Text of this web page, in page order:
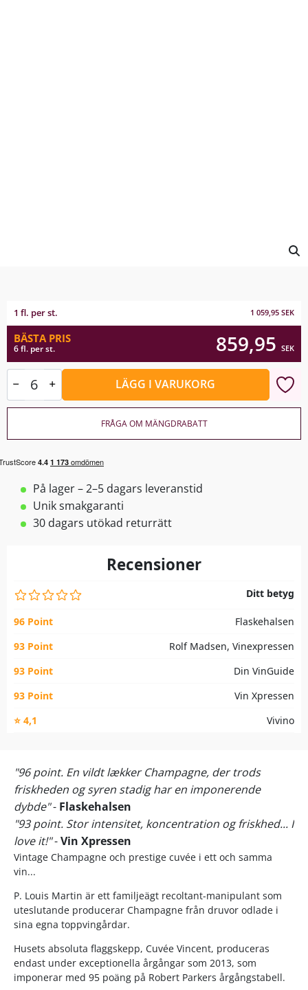
1 fl. per st. 1 059,95 SEK
BÄSTA PRIS
6 fl. per st. 859,95 SEK
LÄGG I VARUKORG
FRÅGA OM MÄNGDRABATT
På lager – 2–5 dagars leveranstid
Unik smakgaranti
30 dagars utökad returrätt
Recensioner
Ditt betyg
96 Point
Flaskehalsen
93 Point
Rolf Madsen, Vinexpressen
93 Point
Din VinGuide
93 Point
Vin Xpressen
⭐ 4,1
Vivino
"96 point. En vildt lækker Champagne, der trods
friskheden og syren stadig har en imponerende
dybde"- Flaskehalsen
"93 point. Stor intensitet, koncentration og friskhed... I
love it!"-Vin Xpressen
Vintage Champagne och prestige cuvée i ett och samma
vin...
P. Louis Martin är ett familjeägt recoltant-manipulant som
uteslutande producerar Champagne från druvor odlade i
sina egna toppvingårdar.
Husets absoluta flaggskepp, Cuvée Vincent, produceras
endast under exceptionella årgångar som 2013, som
imponerar med 95 poäng på Robert Parkers årgångstabell.